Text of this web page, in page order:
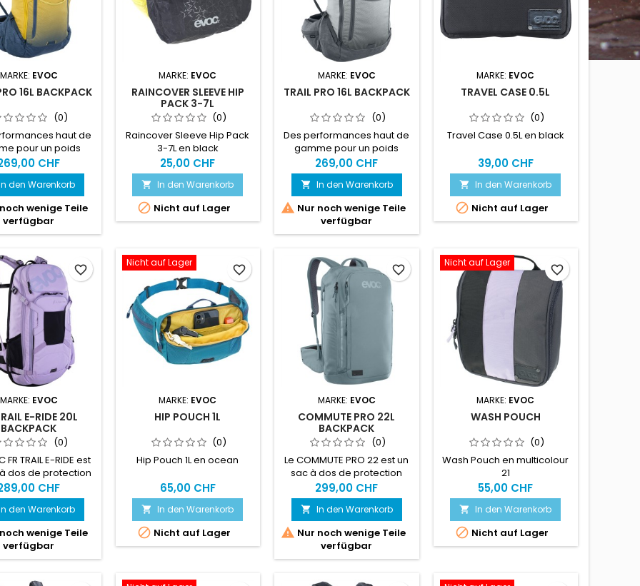
MARKE: EVOC
16L BACKPACK
(0)
haut de
pour un poids
: le sac à dos
avec protection
supérieur (niveau
assure des
et un confort
grâce à sa
sportive et
Idéal pour
excursions d'une
ou les randonnées
prolongées.
CHF
den Warenkorb
wenige Teile
verfügbar
MARKE: EVOC
RAINCOVER SLEEVE HIP
PACK 3-7L
(0)
Raincover Sleeve Hip Pack
3-7L en black
25,00 CHF
 In den Warenkorb
 Nicht auf Lager
MARKE: EVOC
TRAIL PRO 16L BACKPACK
(0)
Des performances haut de
gamme pour un poids
minimal : le sac à dos
protecteur avec protection
de niveau supérieur (niveau
2) assure des
performances et un confort
maximum grâce à sa
coupe sportive et
sans compromis. Idéal pour
les excursions d'une
journée ou les randonnées
prolongées.
269,00 CHF
 In den Warenkorb
 Nur noch wenige Teile
verfügbar
MARKE: EVOC
TRAVEL CASE 0.5L
(0)
Travel Case 0.5L en black
39,00 CHF
 In den Warenkorb
 Nicht auf Lager
MARKE: EVOC
E-RIDE 20L
BACKPACK
(0)
FR TRAIL E-RIDE est
dos de protection
adapté et
toutes les
à la pratique
électrique.
nouveau segment
nous avons
CHF
den Warenkorb
wenige Teile
verfügbar
favorite_border
Nicht auf Lager
MARKE: EVOC
HIP POUCH 1L
(0)
Hip Pouch 1L en ocean
65,00 CHF
 In den Warenkorb
 Nicht auf Lager
favorite_border
MARKE: EVOC
COMMUTE PRO 22L
BACKPACK
(0)
Le COMMUTE PRO 22 est un
sac à dos de protection
pour les cyclistes
pendulaires et un
compagnon idéal dans le
trafic urbain. Sa protection
dorsale intégrée LITESHIELD
PLUS, particulièrement
légère et flexible, dispose
299,00 CHF
 In den Warenkorb
 Nur noch wenige Teile
verfügbar
favorite_border
Nicht auf Lager
MARKE: EVOC
WASH POUCH
(0)
Wash Pouch en multicolour
21
55,00 CHF
 In den Warenkorb
 Nicht auf Lager
favorite_border